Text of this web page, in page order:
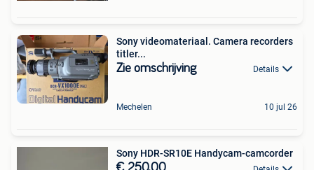
Sony videomateriaal. Camera recorders
titler...
Zie omschrijving Details
Mechelen 10 jul 26
Sony HDR-SR10E Handycam-camcorder